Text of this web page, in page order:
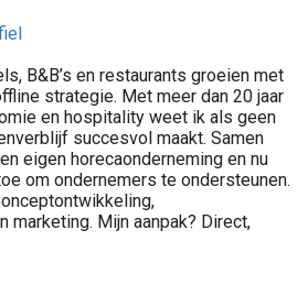
B&B’s en restaurants groeien met
strategie. Met meer dan 20 jaar
en hospitality weet ik als geen
succesvol maakt. Samen
eigen horecaonderneming en nu
om ondernemers te ondersteunen.
marketing. Mijn aanpak? Direct,